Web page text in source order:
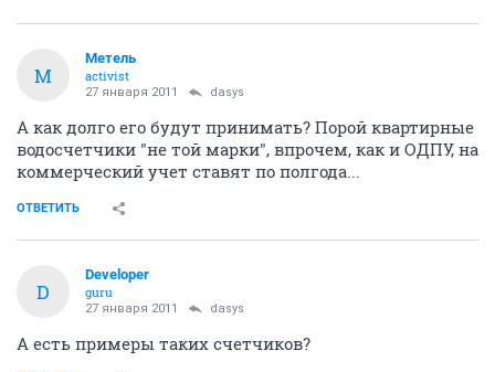
М
Метель
activist
27 января 2011 dasys
А как долго его будут принимать? Порой квартирные
водосчетчики "не той марки", впрочем, как и ОДПУ, на
коммерческий учет ставят по полгода...
ОТВЕТИТЬ
D
Developer
guru
27 января 2011 dasys
А есть примеры таких счетчиков?